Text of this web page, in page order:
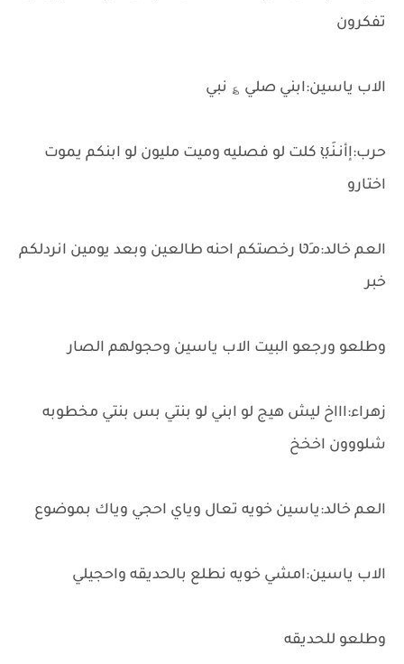
تفكرون
الاب ياسين:ابني صلي ؏ نبي
حرب:إأنـنَـʊ̤ كلت لو فصليه وميت مليون لو ابنكم يموت
اختارو
العم خالد:مـَטּ رخصتكم احنه طالعين وبعد يومين انردلكم
خبر
وطلعو ورجعو البيت الاب ياسين وحجولهم الصار
زهراء:اااخ ليش هيج لو ابني لو بنتي بس بنتي مخطوبه
شلووون اخخخ
العم خالد:ياسين خويه تعال وياي احجي وياك بموضوع
الاب ياسين:امشي خويه نطلع بالحديقه واحجيلي
وطلعو للحديقه